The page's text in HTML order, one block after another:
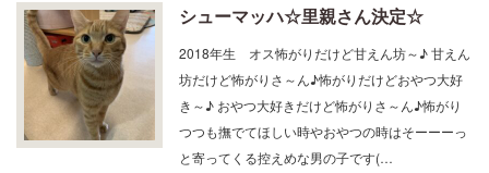
シューマッハ☆里親さん決定☆
2018年生 オス怖がりだけど甘えん坊～♪ 甘えん
坊だけど怖がりさ～ん♪怖がりだけどおやつ大好
き～♪ おやつ大好きだけど怖がりさ～ん♪怖がり
つつも撫でてほしい時やおやつの時はそーーーっ
と寄ってくる控えめな男の子です(…